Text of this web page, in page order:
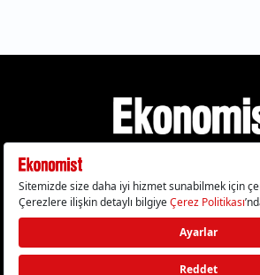
Gizlilik Politikası Çerez Politikası
KVKK Metni Künye